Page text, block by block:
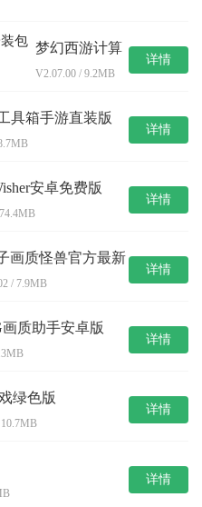
梦幻西游计算
安装包
V2.07.00 / 9.2MB
详情
具箱手游直装版
详情
安卓免费版
详情
画质怪兽官方最新
/ 7.9MB
详情
质助手安卓版
详情
绿色版
详情
详情